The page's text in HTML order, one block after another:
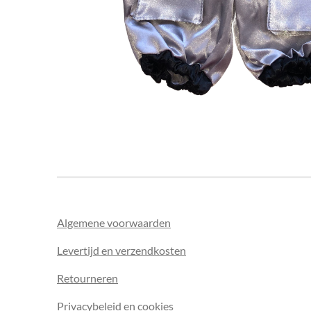
Algemene voorwaarden
Levertijd en verzendkosten
Retourneren
Privacybeleid en cookies